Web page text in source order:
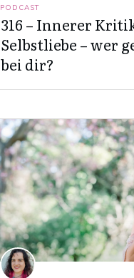
PODCAST
316 – Innerer
Selbstliebe – wer
bei dir?